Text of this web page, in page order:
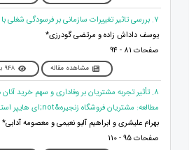
7. بررسی تاثیر تغییرات سازمانی بر فرسودگی شغلی با میانجی گری حمایت سازمانی
یوسف داداش زاده و مرتضی گودرزی*
صفحات 81 - 94
مشاهده مقاله 948 بازدید
8. تأثیر تجربه مشتریان بر وفاداری و سهم خرید
مطالعه: مشتریان فروشگاه زنجیره&not;ای هایپر استار)
بهرام علیشری و ابراهیم آلبو نعیمی و معصومه آدابی*
صفحات 95 - 110